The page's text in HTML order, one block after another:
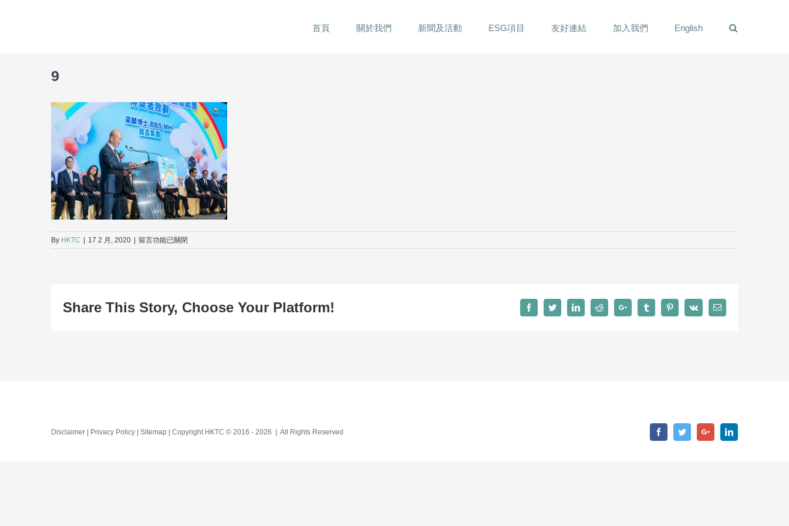
首頁 關於我們 新聞及活動 ESG項目 友好連結 加入我們 English
9
By HKTC 17 2 月, 2020
在
留言功能已關閉
Share This Story, Choose Your Platform! FacebookTwitterLinkedInReddit Google+ Tumblr PinterestVk Email
Disclaimer | Privacy Policy | Sitemap | Copyright HKTC © 2016 - 2026 | All Rights Reserved FacebookTwitterGoogle+LinkedIn